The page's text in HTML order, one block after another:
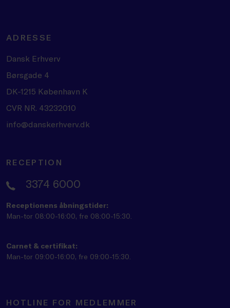
ADRESSE
Dansk Erhverv
Børsgade 4
DK-1215 København K
CVR NR. 43232010
info@danskerhverv.dk
RECEPTION
3374 6000
Receptionens åbningstider:
Man-tor 08:00-16:00, fre 08:00-15:30.
Carnet & certifikat:
Man-tor 09:00-16:00, fre 09:00-15:30.
HOTLINE FOR MEDLEMMER